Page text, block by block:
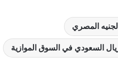
المصري
السعودي في السوق الموازية